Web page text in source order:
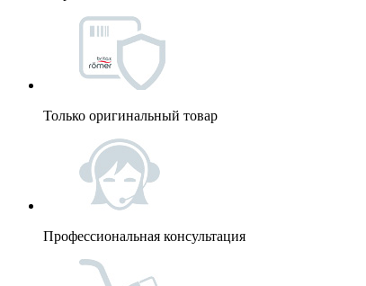
Только оригинальный товар
Профессиональная консультация